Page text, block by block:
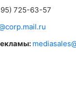
725-63-57